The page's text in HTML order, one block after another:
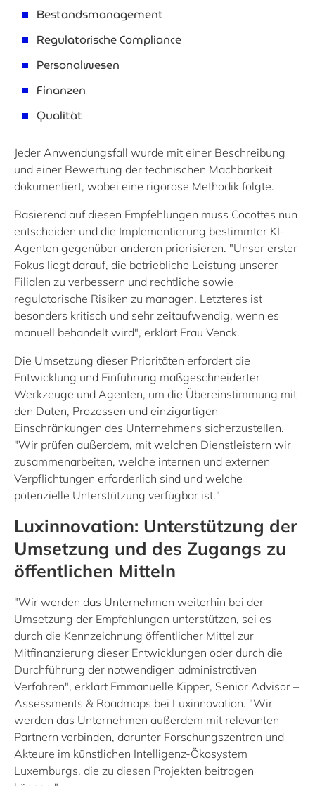
Bestandsmanagement
Regulatorische Compliance
Personalwesen
Finanzen
Qualität
Jeder Anwendungsfall wurde mit einer Beschreibung
und einer Bewertung der technischen Machbarkeit
dokumentiert, wobei eine rigorose Methodik folgte.
Basierend auf diesen Empfehlungen muss Cocottes nun
entscheiden und die Implementierung bestimmter KI-
Agenten gegenüber anderen priorisieren. "Unser erster
Fokus liegt darauf, die betriebliche Leistung unserer
Filialen zu verbessern und rechtliche sowie
regulatorische Risiken zu managen. Letzteres ist
besonders kritisch und sehr zeitaufwendig, wenn es
manuell behandelt wird", erklärt Frau Venck.
Die Umsetzung dieser Prioritäten erfordert die
Entwicklung und Einführung maßgeschneiderter
Werkzeuge und Agenten, um die Übereinstimmung mit
den Daten, Prozessen und einzigartigen
Einschränkungen des Unternehmens sicherzustellen.
"Wir prüfen außerdem, mit welchen Dienstleistern wir
zusammenarbeiten, welche internen und externen
Verpflichtungen erforderlich sind und welche
potenzielle Unterstützung verfügbar ist."
Luxinnovation: Unterstützung der
Umsetzung und des Zugangs zu
öffentlichen Mitteln
"Wir werden das Unternehmen weiterhin bei der
Umsetzung der Empfehlungen unterstützen, sei es
durch die Kennzeichnung öffentlicher Mittel zur
Mitfinanzierung dieser Entwicklungen oder durch die
Durchführung der notwendigen administrativen
Verfahren", erklärt Emmanuelle Kipper, Senior Advisor –
Assessments & Roadmaps bei Luxinnovation. "Wir
werden das Unternehmen außerdem mit relevanten
Partnern verbinden, darunter Forschungszentren und
Akteure im künstlichen Intelligenz-Ökosystem
Luxemburgs, die zu diesen Projekten beitragen